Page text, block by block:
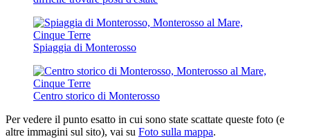
Spiaggia di Monterosso
Centro storico di Monterosso
Per vedere il punto esatto in cui sono state scattate queste foto (e
altre immagini sul sito), vai su Foto sulla mappa.